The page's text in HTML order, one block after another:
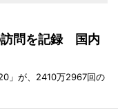
訪問を記録 国内
」が、2410万2967回の